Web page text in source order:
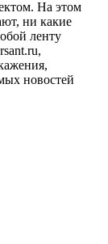
На этом
ни какие
ленту
новостей